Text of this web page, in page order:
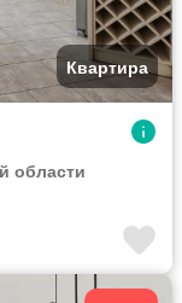
Квартира
области